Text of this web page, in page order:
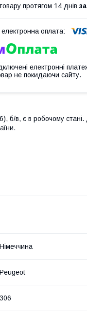
протягом 14 днів
електронні
не покидаючи сайту.
в, є в робочому стані.
Німеччина
Peugeot
306